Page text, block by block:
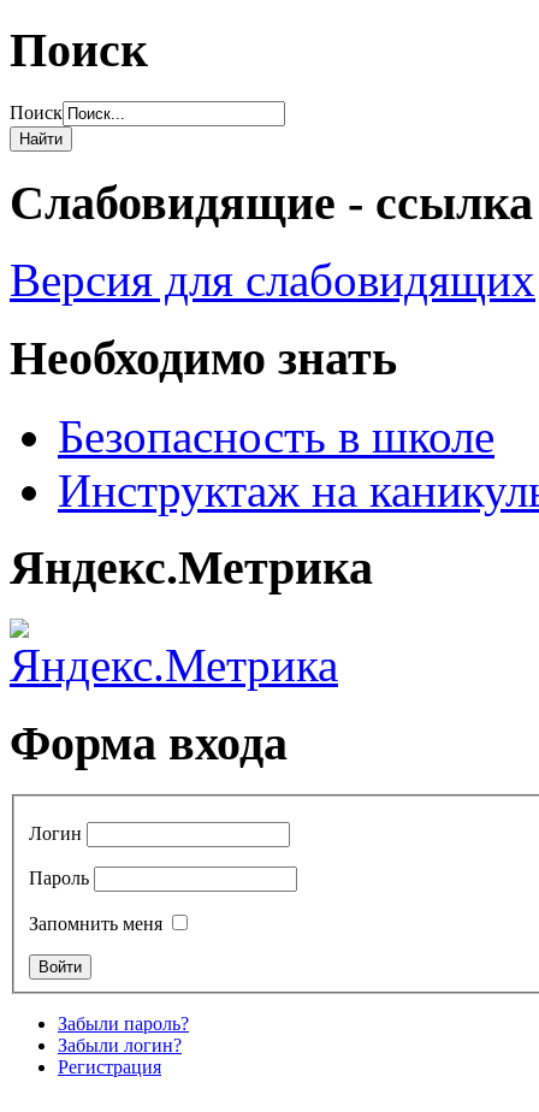
Поиск
Поиск
Слабовидящие - ссылка
Версия для слабовидящих
Необходимо знать
Безопасность в школе
Инструктаж на
Яндекс.Метрика
Форма входа
Логин
Пароль
Запомнить меня
Забыли пароль?
Забыли логин?
Регистрация